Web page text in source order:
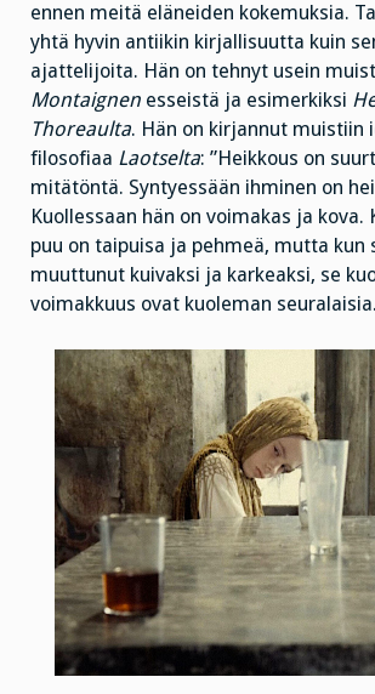
ennen meitä eläneiden kokemuksia.
yhtä hyvin antiikin kirjallisuutta kuin
ajattelijoita. Hän on tehnyt usein
Montaignen esseistä ja esimerkiksi
Thoreaulta. Hän on kirjannut muistiin
filosofiaa Laotselta: ”Heikkous on
mitätöntä. Syntyessään ihminen on
Kuollessaan hän on voimakas ja kova.
puu on taipuisa ja pehmeä, mutta kun
muuttunut kuivaksi ja karkeaksi, se
voimakkuus ovat kuoleman